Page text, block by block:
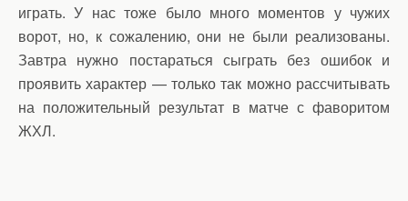
играть. У нас тоже было много моментов у чужих
ворот, но, к сожалению, они не были реализованы.
Завтра нужно постараться сыграть без ошибок и
проявить характер — только так можно рассчитывать
на положительный результат в матче с фаворитом
ЖХЛ.